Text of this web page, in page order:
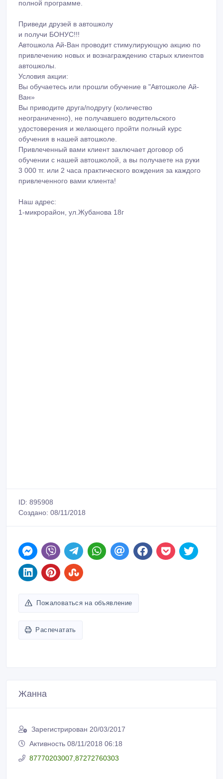
полной программе.
Приведи друзей в автошколу
и получи БОНУС!!!
Автошкола Ай-Ван проводит стимулирующую акцию по
привлечению новых и вознаграждению старых клиентов
автошколы.
Условия акции:
Вы обучаетесь или прошли обучение в "Автошколе Ай-
Ван»
Вы приводите друга/подругу (количество
неограниченно), не получавшего водительского
удостоверения и желающего пройти полный курс
обучения в нашей автошколе.
Привлеченный вами клиент заключает договор об
обучении с нашей автошколой, а вы получаете на руки
3 000 тг. или 2 часа практического вождения за каждого
привлеченного вами клиента!
Наш адрес:
1-микрорайон, ул.Жубанова 18г
ID: 895908
Создано: 08/11/2018
Пожаловаться на объявление
Распечатать
Жанна
Зарегистрирован 20/03/2017
Активность 08/11/2018 06:18
87770203007,87272760303